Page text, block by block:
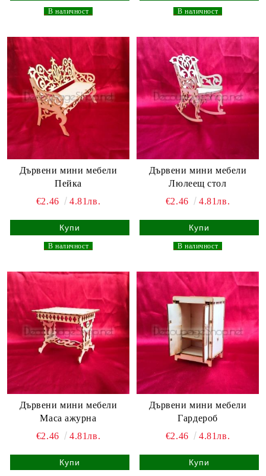
В наличност В наличност
Дървени мини мебели
Пейка
€2.46
4.81лв.
В наличност
Дървени мини мебели
Люлеещ стол
€2.46
4.81лв.
В наличност
Дървени мини мебели
Маса ажурна
€2.46
4.81лв.
Дървени мини мебели
Гардероб
€2.46
4.81лв.